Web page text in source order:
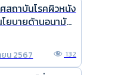
สถาบันโรคผิวหนัง
โยบายด้านอนามัย
ยน 2567 132